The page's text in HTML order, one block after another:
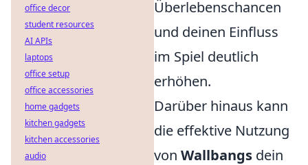
Überlebenschancen
und deinen Einfluss
im Spiel deutlich
erhöhen.
Darüber hinaus kann
die effektive Nutzung
von Wallbangs dein
office decor
student resources
AI APIs
laptops
office setup
office accessories
home gadgets
kitchen gadgets
kitchen accessories
audio